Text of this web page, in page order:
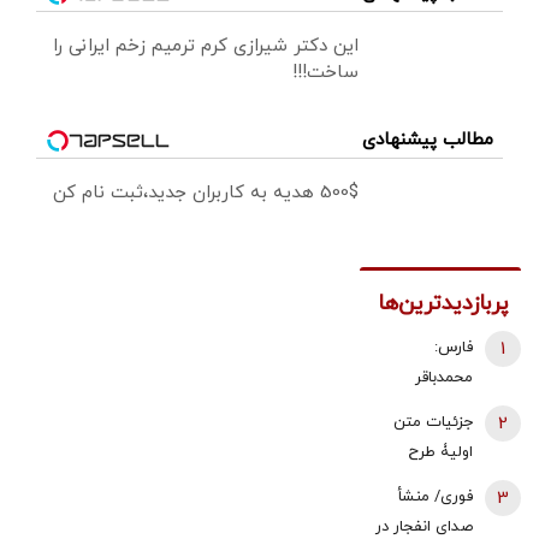
این دکتر شیرازی کرم ترمیم زخم ایرانی را
ساخت!!!
مطالب پیشنهادی
500$ هدیه به کاربران جدید،ثبت نام کن
پربازدیدترین‌ها
فارس:
محمدباقر
داد/ محسن
شورای عالی
امنیت ملی شد
1
جزئیات متن
اولیۀ طرح
2
فوری/ منشأ
صدای انفجار در
3